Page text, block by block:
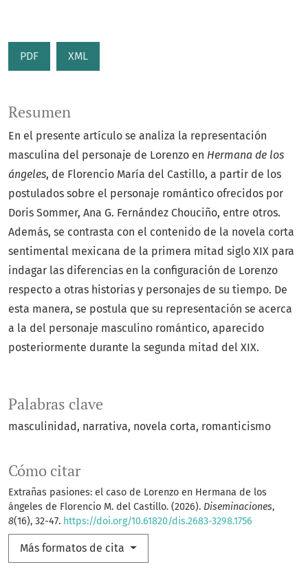
PDF XML
Palabras clave
masculinidad narrativa novela corta romanticismo
Cómo citar
Extrañas pasiones: el caso de Lorenzo en Hermana de los
ángeles de Florencio M. del Castillo. (2026). Diseminaciones,
8(16), 32-47. https://doi.org/10.61820/dis.2683-3298.1756
Más formatos de cita
Resumen
En el presente artículo se analiza la representación
masculina del personaje de Lorenzo en Hermana de los
ángeles, de Florencio María del Castillo, a partir de los
postulados sobre el personaje romántico ofrecidos por
Doris Sommer, Ana G. Fernández Chouciño, entre otros.
Además, se contrasta con el contenido de la novela corta
sentimental mexicana de la primera mitad siglo XIX para
indagar las diferencias en la configuración de Lorenzo
respecto a otras historias y personajes de su tiempo. De
esta manera, se postula que su representación se acerca
a la del personaje masculino romántico, aparecido
posteriormente durante la segunda mitad del XIX.